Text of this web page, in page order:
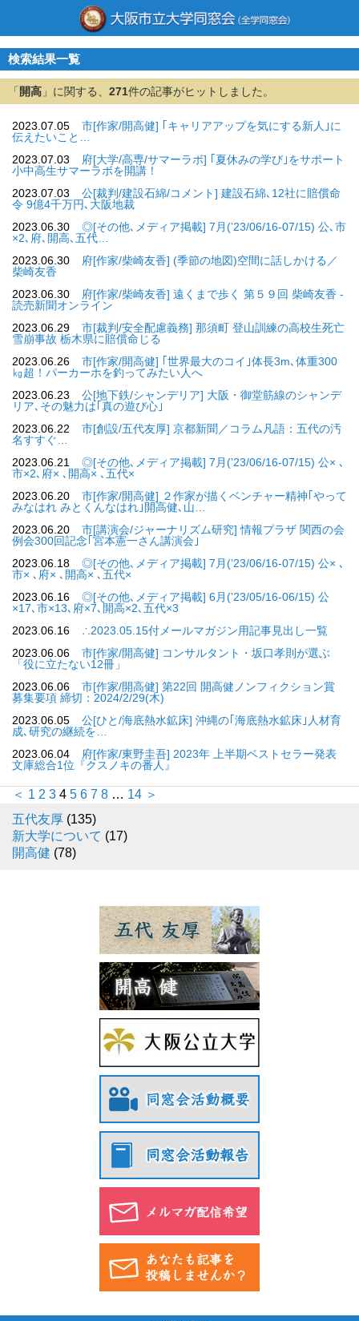
検索結果一覧
「 開高 」に関する、 271件の記事がヒットしました。
2023.07.05
市[作家/開高健] ｢キャリアアップを気にする新人｣に
伝えたいこと…
2023.07.03
府[大学/高専/サマーラボ] ｢夏休みの学び｣をサポート
小中高生サマーラボを開講！
2023.07.03
公[裁判/建設石綿/コメント] 建設石綿､12社に賠償命
令 9億4千万円､大阪地裁
2023.06.30
◎[その他､メディア掲載] 7月(’23/06/16-07/15) 公､市
×2､府､開高､五代…
2023.06.30
府[作家/柴崎友香] (季節の地図)空間に話しかける／
柴崎友香
2023.06.30
府[作家/柴崎友香] 遠くまで歩く 第５９回 柴崎友香 -
読売新聞オンライン
2023.06.29
市[裁判/安全配慮義務] 那須町 登山訓練の高校生死亡
雪崩事故 栃木県に賠償命じる
2023.06.26
市[作家/開高健] ｢世界最大のコイ｣体長3m､体重300
㎏超！パーカーホを釣ってみたい人へ
2023.06.23
公[地下鉄/シャンデリア] 大阪・御堂筋線のシャンデ
リア､その魅力は｢真の遊び心｣
2023.06.22
市[創設/五代友厚] 京都新聞／コラム凡語：五代の汚
名すすぐ…
2023.06.21
◎[その他､メディア掲載] 7月(’23/06/16-07/15) 公× ､
市×2､府× ､開高× ､五代×
2023.06.20
市[作家/開高健] ２作家が描くベンチャー精神｢やって
みなはれ みとくんなはれ｣開高健､山…
2023.06.20
市[講演会/ジャーナリズム研究] 情報プラザ 関西の会
例会300回記念｢宮本憲一さん講演会｣
2023.06.18
◎[その他､メディア掲載] 7月(’23/06/16-07/15) 公× ､
市× ､府× ､開高× ､五代×
2023.06.16
◎[その他､メディア掲載] 6月(’23/05/16-06/15) 公
×17､市×13､府×7､開高×2､五代×3
2023.06.16
∴2023.05.15付メールマガジン用記事見出し一覧
2023.06.06
市[作家/開高健] コンサルタント・坂口孝則が選ぶ
「役に立たない12冊」
2023.06.06
市[作家/開高健] 第22回 開高健ノンフィクション賞
募集要項 締切：2024/2/29(木)
2023.06.05
公[ひと/海底熱水鉱床] 沖縄の｢海底熱水鉱床｣人材育
成､研究の継続を…
2023.06.04
府[作家/東野圭吾] 2023年 上半期ベストセラー発表
文庫総合1位『クスノキの番人』
＜ 1 2 3 4 5 6 7 8 … 14 ＞
五代友厚 (135)
新大学について (17)
開高健 (78)